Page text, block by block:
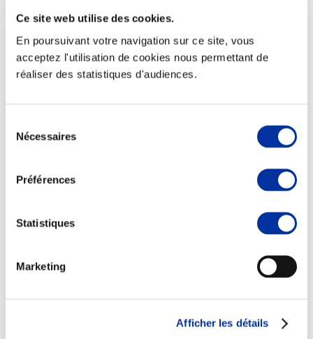
Ce site web utilise des cookies.
En poursuivant votre navigation sur ce site, vous
acceptez l'utilisation de cookies nous permettant de
réaliser des statistiques d'audiences.
Nécessaires
Préférences
Statistiques
Marketing
Afficher les détails
Elevage